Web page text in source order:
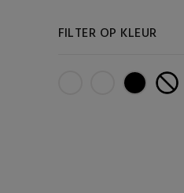
FILTER OP KLEUR